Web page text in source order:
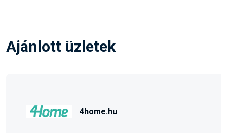
Ajánlott üzletek
4home.hu